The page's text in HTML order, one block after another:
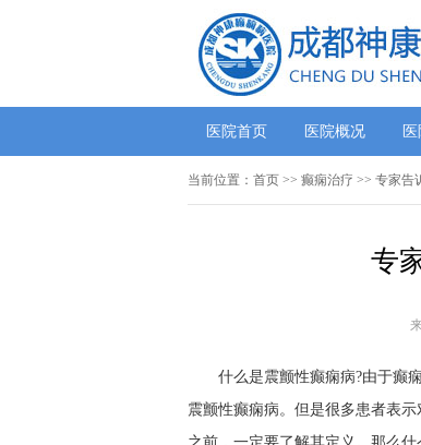
医院首页 医院概况
当前位置： 首页 >> 癫痫治疗 >> 专家告
专
什么是震颤性癫痫病?由于癫
震颤性癫痫病。但是很多患者表